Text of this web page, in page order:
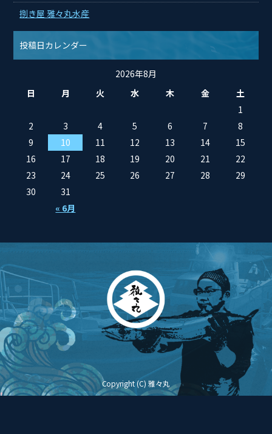
捌き屋 雅々丸水産
投稿日カレンダー
2026年8月
日
月 火 水 木 金 土
« 6月
1
2
3 4 5 6 7
8
9
10 11 12 13 14
15
16
17 18 19 20 21
22
23
24 25 26 27 28
29
30
31
Copyright (C) 雅々丸